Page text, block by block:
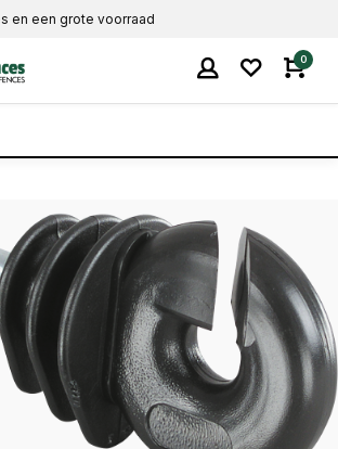
en een grote voorraad
0